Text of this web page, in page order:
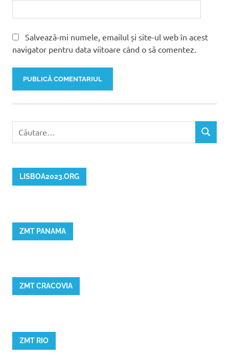
Salvează-mi numele, emailul și site-ul web în acest
navigator pentru data viitoare când o să comentez.
după:
LISBOA2023.ORG
ZMT PANAMA
ZMT CRACOVIA
ZMT RIO